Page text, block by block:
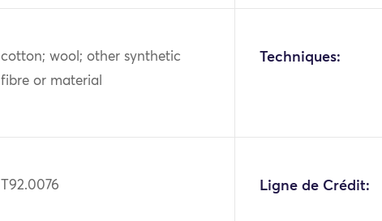
cotton; wool; other synthetic
fibre or material
Techniques:
T92.0076 Ligne de Crédit: